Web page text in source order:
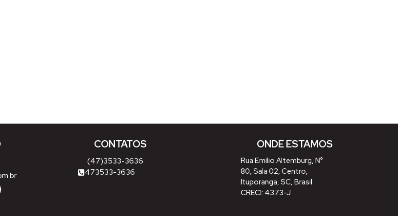
CONTATOS
(47)3533-3636
473533-3636
ONDE ESTAMOS
Rua Emílio Altemburg, N°
80, Sala 02, Centro,
Ituporanga, SC, Brasil
CRECI: 4373-J